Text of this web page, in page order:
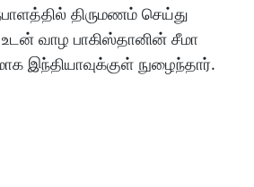
திருமணம் செய்து
வாழ பாகிஸ்தானின் சீமா
இந்தியாவுக்குள் நுழைந்தார்.